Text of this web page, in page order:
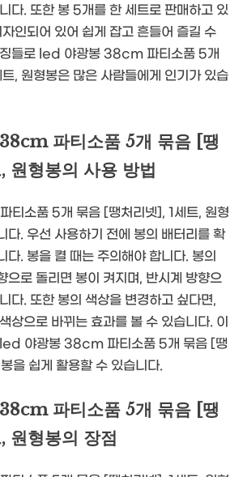
다. 또한 봉 5개를 한 세트로 판매하고 있
인되어 있어 쉽게 잡고 흔들어 즐길 수
징들로 led 야광봉 38cm 파티소품 5개
, 원형봉은 많은 사람들에게 인기가 있습
파티소품 5개 묶음 [땡
원형봉의 사용 방법
소품 5개 묶음 [땡처리넷], 1세트, 원형
다. 우선 사용하기 전에 봉의 배터리를 확
다. 봉을 켤 때는 주의해야 합니다. 봉의
으로 돌리면 봉이 켜지며, 반시계 방향으
다. 또한 봉의 색상을 변경하고 싶다면,
상으로 바뀌는 효과를 볼 수 있습니다. 이
led 야광봉 38cm 파티소품 5개 묶음 [땡
을 쉽게 활용할 수 있습니다.
파티소품 5개 묶음 [땡
원형봉의 장점